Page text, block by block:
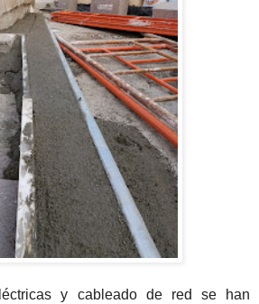
y cableado de red se han